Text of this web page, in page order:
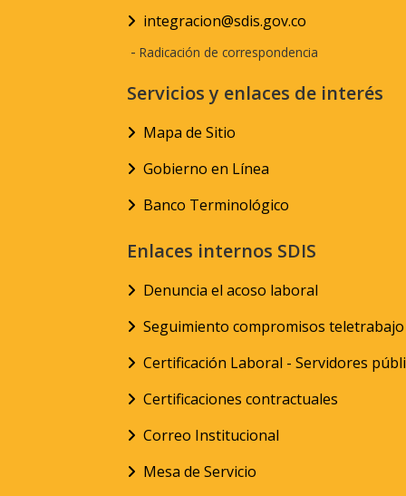
integracion@sdis.gov.co
- Radicación de correspondencia
Servicios y enlaces de interés
Mapa de Sitio
Gobierno en Línea
Banco Terminológico
Enlaces internos SDIS
Denuncia el acoso laboral
Seguimiento compromisos teletrabajo
Certificación Laboral - Servidores
Certificaciones contractuales
Correo Institucional
Mesa de Servicio